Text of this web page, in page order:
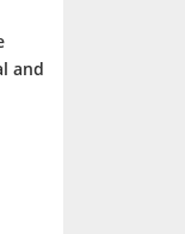
and